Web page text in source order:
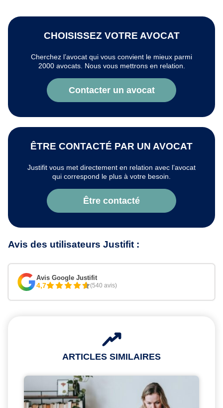
CHOISISSEZ VOTRE AVOCAT
Cherchez l’avocat qui vous convient le mieux parmi
2000 avocats. Nous vous mettrons en relation.
Contacter un avocat
ÊTRE CONTACTÉ PAR UN AVOCAT
Justifit vous met directement en relation avec l’avocat
qui correspond le plus à votre besoin.
Être contacté
Avis des utilisateurs Justifit :
Avis Google Justifit
4,7 (540 avis)
ARTICLES SIMILAIRES